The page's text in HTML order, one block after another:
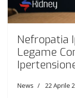
Nefropatia
Legame
News 22 Aprile